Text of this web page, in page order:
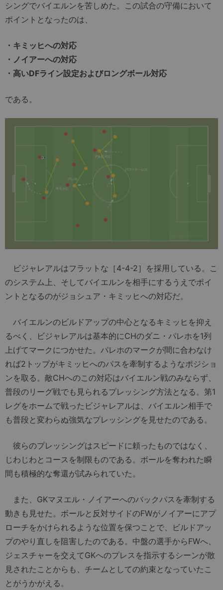
シングでバイエルンを苦しめた。この試合の守備において
ポイントとなったのは、
・キミッヒへの対応
・ノイアーへの対応
・高いDFライン設定およびロングボール対応
である。
ビジャレアルはフラットな［4-4-2］を採用している。こ
のシステム上、そしてバイエルンを相手にするうえでポイ
ントとなるのがジョシュア・キミッヒへの対応だ。
バイエルンのビルドアップの中心となるキミッヒを抑え
るべく、ビジャレアルは基本的にCHのダニ・パレホを1列
上げてマークにつかせた。パレホのマークが間に合わなけ
れば2トップがキミッヒへのパスを牽制するようなポジショ
ンを取る。敵CHへのこの対応はバイエルン戦のみならず、
普段のリーグ戦でも見られるプレッシング方法となる。第1
レグをホームで戦ったビジャレアルは、バイエルン相手で
も普段と変わらぬ強気なプレッシングを見せたのである。
彼らのプレッシングはスピードに頼ったものではなく、
じわじわとコースを制限ものである。ボールを奪われた瞬
間も積極的な奪還が試みられていた。
また、GKマヌエル・ノイアーへのバックパスを牽制する
動きも見せた。ボールと反対サイドのFWがノイアーにアプ
ローチをかけられるような位置を保つことで、ビルドアッ
プのやり直しを阻害したのである。中盤の選手からFWへ、
ジェスチャーを交えてGKへのプレスを指示するシーンが散
見されたことからも、チームとしての約束となっていたこ
とがうかがえる。